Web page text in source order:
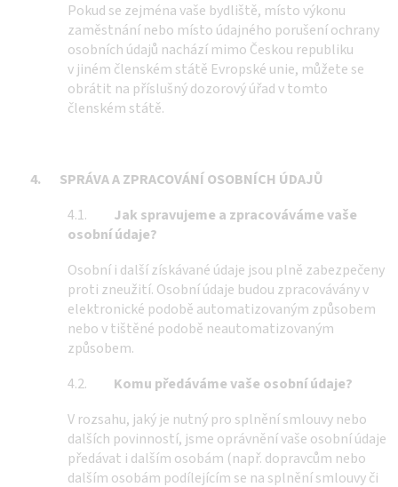
Pokud se zejména vaše bydliště, místo výkonu
zaměstnání nebo místo údajného porušení ochrany
osobních údajů nachází mimo Českou republiku
v jiném členském státě Evropské unie, můžete se
obrátit na příslušný dozorový úřad v tomto
členském státě.
4. SPRÁVA A ZPRACOVÁNÍ OSOBNÍCH ÚDAJŮ
4.1. Jak spravujeme a zpracováváme vaše
osobní údaje?
Osobní i další získávané údaje jsou plně zabezpečeny
proti zneužití. Osobní údaje budou zpracovávány v
elektronické podobě automatizovaným způsobem
nebo v tištěné podobě neautomatizovaným
způsobem.
4.2. Komu předáváme vaše osobní údaje?
V rozsahu, jaký je nutný pro splnění smlouvy nebo
dalších povinností, jsme oprávnění vaše osobní údaje
předávat i dalším osobám (např. dopravcům nebo
dalším osobám podílejícím se na splnění smlouvy či